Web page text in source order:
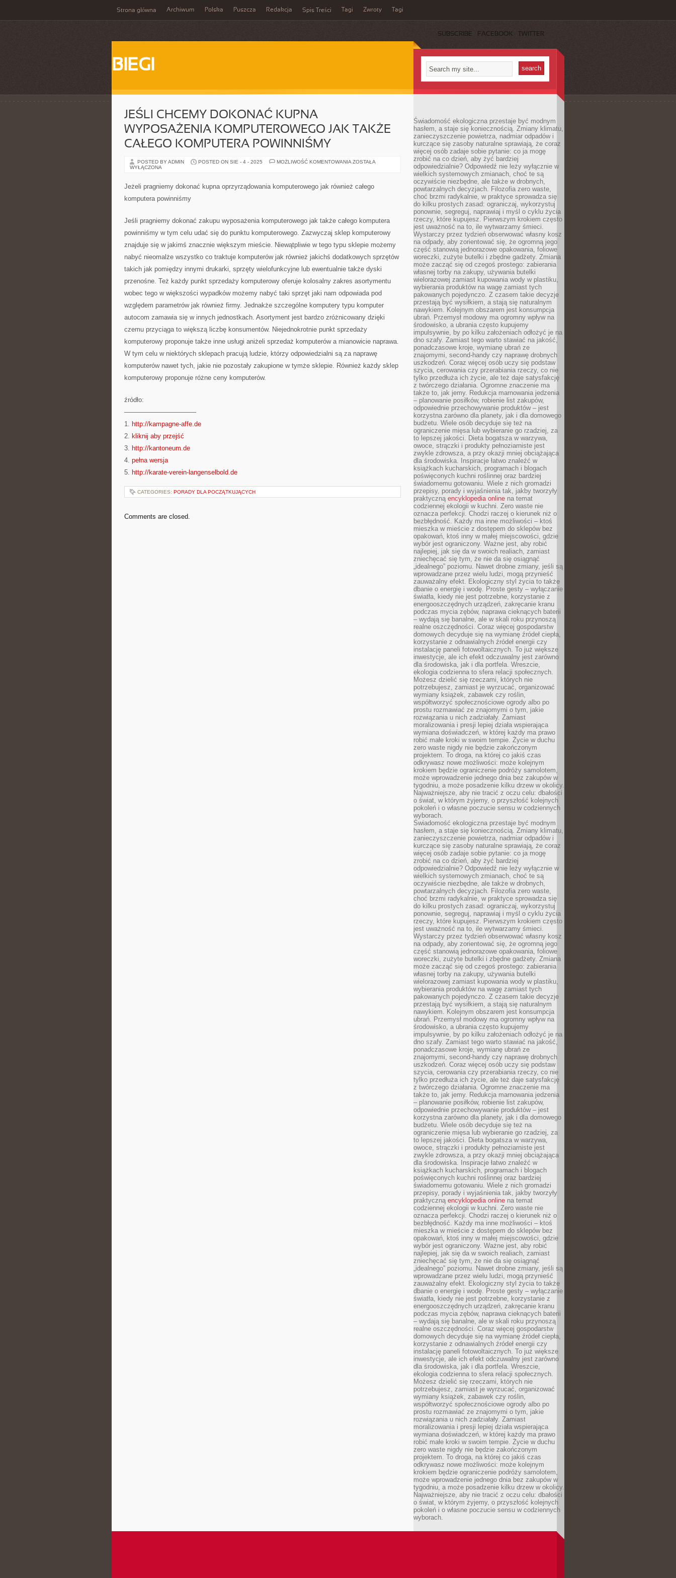
Strona główna Archiwum Polska Puszcza Redakcja Spis Treści Tagi Zwroty Tagi
SUBSCRIBE FACEBOOK TWITTER
BIEGI
JEŚLI CHCEMY DOKONAĆ KUPNA
WYPOSAŻENIA KOMPUTEROWEGO JAK TAKŻE
CAŁEGO KOMPUTERA POWINNIŚMY
POSTED BY ADMIN POSTED ON SIE - 4 - 2025 MOŻLIWOŚĆ KOMENTOWANIA JEŚLI
WYPOSAŻENIA
KOMPUTEROWEGO
ZOSTAŁA
WYŁĄCZONA
Jeżeli pragniemy dokonać kupna oprzyrządowania komputerowego jak również całego
komputera powinniśmy
Jeśli pragniemy dokonać zakupu wyposażenia komputerowego jak także całego komputera
powinniśmy w tym celu udać się do punktu komputerowego. Zazwyczaj sklep komputerowy
znajduje się w jakimś znacznie większym mieście. Niewątpliwie w tego typu sklepie możemy
nabyć nieomalże wszystko co traktuje komputerów jak również jakichś dodatkowych sprzętów
takich jak pomiędzy innymi drukarki, sprzęty wielofunkcyjne lub ewentualnie także dyski
przenośne. Też każdy punkt sprzedaży komputerowy oferuje kolosalny zakres asortymentu
wobec tego w większości wypadków możemy nabyć taki sprzęt jaki nam odpowiada pod
względem parametrów jak również firmy. Jednakże szczególne komputery typu komputer
autocom zamawia się w innych jednostkach. Asortyment jest bardzo zróżnicowany dzięki
czemu przyciąga to większą liczbę konsumentów. Niejednokrotnie punkt sprzedaży
komputerowy proponuje także inne usługi aniżeli sprzedaż komputerów a mianowicie naprawa.
W tym celu w niektórych sklepach pracują ludzie, którzy odpowiedzialni są za naprawę
komputerów nawet tych, jakie nie pozostały zakupione w tymże sklepie. Również każdy sklep
komputerowy proponuje różne ceny komputerów.
źródło:
———————————
1. http://kampagne-affe.de
2. kliknij aby przejść
3. http://kantoneum.de
4. pełna wersja
5. http://karate-verein-langenselbold.de
CATEGORIES: PORADY DLA POCZĄTKUJĄCYCH
Comments are closed.
Świadomość ekologiczna przestaje być modnym
hasłem, a staje się koniecznością. Zmiany klimatu,
zanieczyszczenie powietrza, nadmiar odpadów i
kurczące się zasoby naturalne sprawiają, że coraz
więcej osób zadaje sobie pytanie: co ja mogę
zrobić na co dzień, aby żyć bardziej
odpowiedzialnie? Odpowiedź nie leży wyłącznie w
wielkich systemowych zmianach, choć te są
oczywiście niezbędne, ale także w drobnych,
powtarzalnych decyzjach. Filozofia zero waste,
choć brzmi radykalnie, w praktyce sprowadza się
do kilku prostych zasad: ograniczaj, wykorzystuj
ponownie, segreguj, naprawiaj i myśl o cyklu życia
rzeczy, które kupujesz. Pierwszym krokiem często
jest uważność na to, ile wytwarzamy śmieci.
Wystarczy przez tydzień obserwować własny kosz
na odpady, aby zorientować się, że ogromną jego
część stanowią jednorazowe opakowania, foliowe
woreczki, zużyte butelki i zbędne gadżety. Zmiana
może zacząć się od czegoś prostego: zabierania
własnej torby na zakupy, używania butelki
wielorazowej zamiast kupowania wody w plastiku,
wybierania produktów na wagę zamiast tych
pakowanych pojedynczo. Z czasem takie decyzje
przestają być wysiłkiem, a stają się naturalnym
nawykiem. Kolejnym obszarem jest konsumpcja
ubrań. Przemysł modowy ma ogromny wpływ na
środowisko, a ubrania często kupujemy
impulsywnie, by po kilku założeniach odłożyć je na
dno szafy. Zamiast tego warto stawiać na jakość,
ponadczasowe kroje, wymianę ubrań ze
znajomymi, second-handy czy naprawę drobnych
uszkodzeń. Coraz więcej osób uczy się podstaw
szycia, cerowania czy przerabiania rzeczy, co nie
tylko przedłuża ich życie, ale też daje satysfakcję
z twórczego działania. Ogromne znaczenie ma
także to, jak jemy. Redukcja marnowania jedzenia
– planowanie posiłków, robienie list zakupów,
odpowiednie przechowywanie produktów – jest
korzystna zarówno dla planety, jak i dla domowego
budżetu. Wiele osób decyduje się też na
ograniczenie mięsa lub wybieranie go rzadziej, za
to lepszej jakości. Dieta bogatsza w warzywa,
owoce, strączki i produkty pełnoziarniste jest
zwykle zdrowsza, a przy okazji mniej obciążająca
dla środowiska. Inspiracje łatwo znaleźć w
książkach kucharskich, programach i blogach
poświęconych kuchni roślinnej oraz bardziej
świadomemu gotowaniu. Wiele z nich gromadzi
przepisy, porady i wyjaśnienia tak, jakby tworzyły
praktyczną encyklopedia online na temat
codziennej ekologii w kuchni. Zero waste nie
oznacza perfekcji. Chodzi raczej o kierunek niż o
bezbłędność. Każdy ma inne możliwości – ktoś
mieszka w mieście z dostępem do sklepów bez
opakowań, ktoś inny w małej miejscowości, gdzie
wybór jest ograniczony. Ważne jest, aby robić
najlepiej, jak się da w swoich realiach, zamiast
zniechęcać się tym, że nie da się osiągnąć
„idealnego” poziomu. Nawet drobne zmiany, jeśli są
wprowadzane przez wielu ludzi, mogą przynieść
zauważalny efekt. Ekologiczny styl życia to także
dbanie o energię i wodę. Proste gesty – wyłączanie
światła, kiedy nie jest potrzebne, korzystanie z
energooszczędnych urządzeń, zakręcanie kranu
podczas mycia zębów, naprawa cieknących baterii
– wydają się banalne, ale w skali roku przynoszą
realne oszczędności. Coraz więcej gospodarstw
domowych decyduje się na wymianę źródeł ciepła,
korzystanie z odnawialnych źródeł energii czy
instalację paneli fotowoltaicznych. To już większe
inwestycje, ale ich efekt odczuwalny jest zarówno
dla środowiska, jak i dla portfela. Wreszcie,
ekologia codzienna to sfera relacji społecznych.
Możesz dzielić się rzeczami, których nie
potrzebujesz, zamiast je wyrzucać, organizować
wymiany książek, zabawek czy roślin,
współtworzyć społecznościowe ogrody albo po
prostu rozmawiać ze znajomymi o tym, jakie
rozwiązania u nich zadziałały. Zamiast
moralizowania i presji lepiej działa wspierająca
wymiana doświadczeń, w której każdy ma prawo
robić małe kroki w swoim tempie. Życie w duchu
zero waste nigdy nie będzie zakończonym
projektem. To droga, na której co jakiś czas
odkrywasz nowe możliwości: może kolejnym
krokiem będzie ograniczenie podróży samolotem,
może wprowadzenie jednego dnia bez zakupów w
tygodniu, a może posadzenie kilku drzew w okolicy.
Najważniejsze, aby nie tracić z oczu celu: dbałości
o świat, w którym żyjemy, o przyszłość kolejnych
pokoleń i o własne poczucie sensu w codziennych
wyborach.
Świadomość ekologiczna przestaje być modnym
hasłem, a staje się koniecznością. Zmiany klimatu,
zanieczyszczenie powietrza, nadmiar odpadów i
kurczące się zasoby naturalne sprawiają, że coraz
więcej osób zadaje sobie pytanie: co ja mogę
zrobić na co dzień, aby żyć bardziej
odpowiedzialnie? Odpowiedź nie leży wyłącznie w
wielkich systemowych zmianach, choć te są
oczywiście niezbędne, ale także w drobnych,
powtarzalnych decyzjach. Filozofia zero waste,
choć brzmi radykalnie, w praktyce sprowadza się
do kilku prostych zasad: ograniczaj, wykorzystuj
ponownie, segreguj, naprawiaj i myśl o cyklu życia
rzeczy, które kupujesz. Pierwszym krokiem często
jest uważność na to, ile wytwarzamy śmieci.
Wystarczy przez tydzień obserwować własny kosz
na odpady, aby zorientować się, że ogromną jego
część stanowią jednorazowe opakowania, foliowe
woreczki, zużyte butelki i zbędne gadżety. Zmiana
może zacząć się od czegoś prostego: zabierania
własnej torby na zakupy, używania butelki
wielorazowej zamiast kupowania wody w plastiku,
wybierania produktów na wagę zamiast tych
pakowanych pojedynczo. Z czasem takie decyzje
przestają być wysiłkiem, a stają się naturalnym
nawykiem. Kolejnym obszarem jest konsumpcja
ubrań. Przemysł modowy ma ogromny wpływ na
środowisko, a ubrania często kupujemy
impulsywnie, by po kilku założeniach odłożyć je na
dno szafy. Zamiast tego warto stawiać na jakość,
ponadczasowe kroje, wymianę ubrań ze
znajomymi, second-handy czy naprawę drobnych
uszkodzeń. Coraz więcej osób uczy się podstaw
szycia, cerowania czy przerabiania rzeczy, co nie
tylko przedłuża ich życie, ale też daje satysfakcję
z twórczego działania. Ogromne znaczenie ma
także to, jak jemy. Redukcja marnowania jedzenia
– planowanie posiłków, robienie list zakupów,
odpowiednie przechowywanie produktów – jest
korzystna zarówno dla planety, jak i dla domowego
budżetu. Wiele osób decyduje się też na
ograniczenie mięsa lub wybieranie go rzadziej, za
to lepszej jakości. Dieta bogatsza w warzywa,
owoce, strączki i produkty pełnoziarniste jest
zwykle zdrowsza, a przy okazji mniej obciążająca
dla środowiska. Inspiracje łatwo znaleźć w
książkach kucharskich, programach i blogach
poświęconych kuchni roślinnej oraz bardziej
świadomemu gotowaniu. Wiele z nich gromadzi
przepisy, porady i wyjaśnienia tak, jakby tworzyły
praktyczną encyklopedia online na temat
codziennej ekologii w kuchni. Zero waste nie
oznacza perfekcji. Chodzi raczej o kierunek niż o
bezbłędność. Każdy ma inne możliwości – ktoś
mieszka w mieście z dostępem do sklepów bez
opakowań, ktoś inny w małej miejscowości, gdzie
wybór jest ograniczony. Ważne jest, aby robić
najlepiej, jak się da w swoich realiach, zamiast
zniechęcać się tym, że nie da się osiągnąć
„idealnego” poziomu. Nawet drobne zmiany, jeśli są
wprowadzane przez wielu ludzi, mogą przynieść
zauważalny efekt. Ekologiczny styl życia to także
dbanie o energię i wodę. Proste gesty – wyłączanie
światła, kiedy nie jest potrzebne, korzystanie z
energooszczędnych urządzeń, zakręcanie kranu
podczas mycia zębów, naprawa cieknących baterii
– wydają się banalne, ale w skali roku przynoszą
realne oszczędności. Coraz więcej gospodarstw
domowych decyduje się na wymianę źródeł ciepła,
korzystanie z odnawialnych źródeł energii czy
instalację paneli fotowoltaicznych. To już większe
inwestycje, ale ich efekt odczuwalny jest zarówno
dla środowiska, jak i dla portfela. Wreszcie,
ekologia codzienna to sfera relacji społecznych.
Możesz dzielić się rzeczami, których nie
potrzebujesz, zamiast je wyrzucać, organizować
wymiany książek, zabawek czy roślin,
współtworzyć społecznościowe ogrody albo po
prostu rozmawiać ze znajomymi o tym, jakie
rozwiązania u nich zadziałały. Zamiast
moralizowania i presji lepiej działa wspierająca
wymiana doświadczeń, w której każdy ma prawo
robić małe kroki w swoim tempie. Życie w duchu
zero waste nigdy nie będzie zakończonym
projektem. To droga, na której co jakiś czas
odkrywasz nowe możliwości: może kolejnym
krokiem będzie ograniczenie podróży samolotem,
może wprowadzenie jednego dnia bez zakupów w
tygodniu, a może posadzenie kilku drzew w okolicy.
Najważniejsze, aby nie tracić z oczu celu: dbałości
o świat, w którym żyjemy, o przyszłość kolejnych
pokoleń i o własne poczucie sensu w codziennych
wyborach.